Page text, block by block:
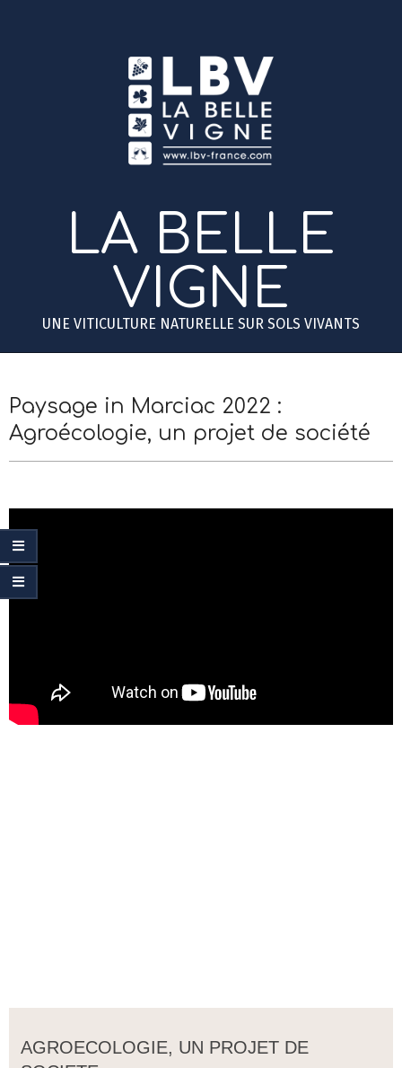
LA BELLE
VIGNE
UNE VITICULTURE NATURELLE SUR SOLS VIVANTS
Menu
Menu
Paysage in Marciac 2022 :
Agroécologie, un projet de société
AGROECOLOGIE, UN PROJET DE